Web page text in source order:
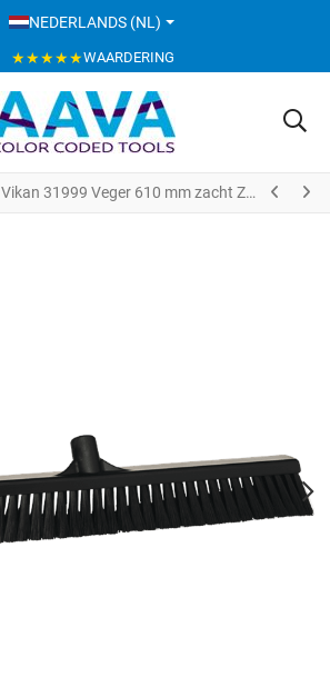
SELECTEER DE TAAL
NEDERLANDS (NL)
★★★★★WAARDERING
Vikan 31999 Veger 610 mm zacht Zwart